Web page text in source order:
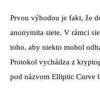
Prvou výhodou je fakt, že
anonymita siete. V rámci
toho, aby niekto mohol
Protokol vychádza z
pod názvom Elliptic Curve